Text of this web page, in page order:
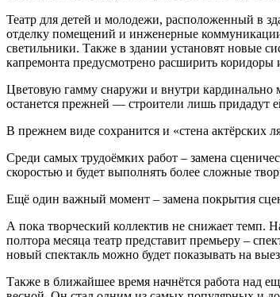
Театр для детей и молодежи, расположенный в
отделку помещений и инженерные
светильники. Также в здании установят новые
капремонта предусмотрено расширить коридоры
Цветовую гамму снаружи и внутри кардинально
останется прежней — строители лишь придадут
В прежнем виде сохранится и «стена актёрских
Среди самых трудоёмких работ – замена
скоростью и будет выполнять более сложные
Ещё один важный момент – замена покрытия
А пока творческий коллектив не снижает темп.
полтора месяца театр представит премьеру –
новый спектакль можно будет показывать на
Также в ближайшее время начнётся работа над